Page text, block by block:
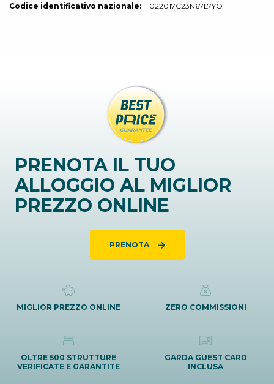
Codice identificativo nazionale: IT022017C23N67L7YO
PRENOTA IL TUO
ALLOGGIO AL MIGLIOR
PREZZO ONLINE
PRENOTA
MIGLIOR PREZZO ONLINE ZERO COMMISSIONI
OLTRE 500 STRUTTURE
VERIFICATE E GARANTITE
GARDA GUEST CARD
INCLUSA